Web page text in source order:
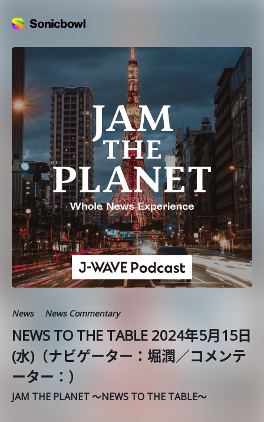
News News Commentary
NEWS TO THE TABLE 2024年5月15日
(水)（ナビゲーター：堀潤／コメンテ
ーター：）
JAM THE PLANET ～NEWS TO THE TABLE～